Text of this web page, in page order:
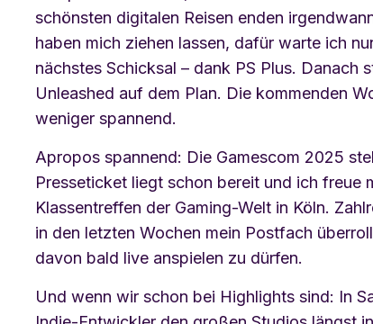
schönsten digitalen Reisen enden
haben mich ziehen lassen, dafür warte ich
nächstes Schicksal – dank PS Plus. Danach
Unleashed auf dem Plan. Die kommenden
weniger spannend.
Apropos spannend: Die Gamescom 2025
Presseticket liegt schon bereit und ich freue
Klassentreffen der Gaming-Welt in Köln.
in den letzten Wochen mein Postfach
davon bald live anspielen zu dürfen.
Und wenn wir schon bei Highlights sind: In